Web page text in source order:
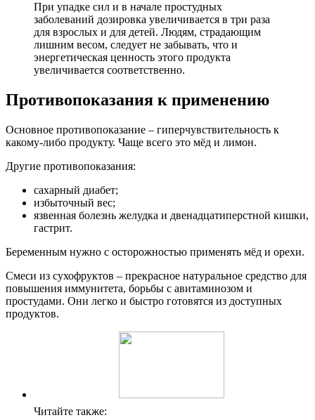
При упадке сил и в начале простудных
заболеваний дозировка увеличивается в три раза
для взрослых и для детей. Людям, страдающим
лишним весом, следует не забывать, что и
энергетическая ценность этого продукта
увеличивается соответственно.
Противопоказания к применению
Основное противопоказание – гиперчувствительность к
какому-либо продукту. Чаще всего это мёд и лимон.
Другие противопоказания:
сахарный диабет;
избыточный вес;
язвенная болезнь желудка и двенадцатиперстной кишки,
гастрит.
Беременным нужно с осторожностью применять мёд и орехи.
Смеси из сухофруктов – прекрасное натуральное средство для
повышения иммунитета, борьбы с авитаминозом и
простудами. Они легко и быстро готовятся из доступных
продуктов.
Читайте также: